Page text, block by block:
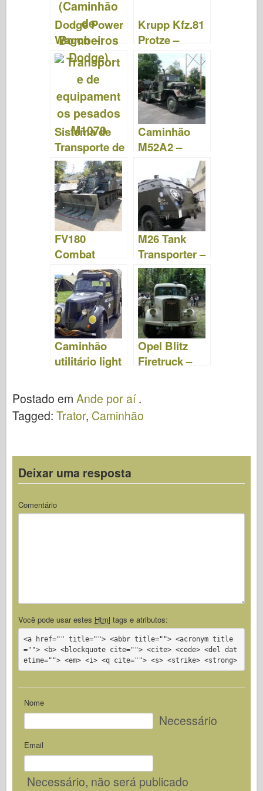
Dodge Power
Wagon –
Fotos e
Vídeos
Krupp Kfz.81
Protze –
Fotos e
Vídeos
Sistema de
Transporte de
Equipamento
s Pesados –
Fotos e
Vídeos
Caminhão
M52A2 –
Fotos e Vídeo
FV180
Combat
Engineer
Tractor –
Fotos e Vídeo
M26 Tank
Transporter –
Fotos e Vídeo
Caminhão
utilitário light
ande por aí
Opel Blitz
Firetruck –
Postado em Ande por aí.
Tagged: Trator, Caminhão
Deixar uma resposta
Comentário
Você pode usar estes Html tags e atributos:
<a href="" title=""> <abbr title=""> <acronym title
=""> <b> <blockquote cite=""> <cite> <code> <del dat
etime=""> <em> <i> <q cite=""> <s> <strike> <strong>
Nome
Necessário
Email
Necessário, não será publicado